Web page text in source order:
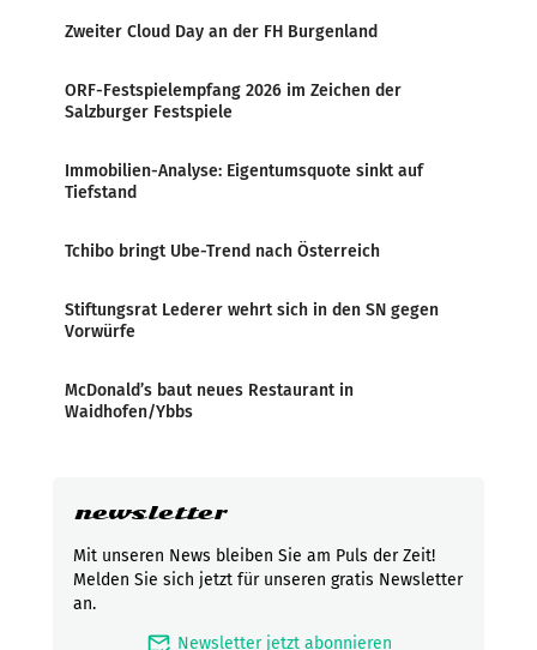
Zweiter Cloud Day an der FH Burgenland
ORF-Festspielempfang 2026 im Zeichen der
Salzburger Festspiele
Immobilien-Analyse: Eigentumsquote sinkt auf
Tiefstand
Tchibo bringt Ube-Trend nach Österreich
Stiftungsrat Lederer wehrt sich in den SN gegen
Vorwürfe
McDonald’s baut neues Restaurant in
Waidhofen/Ybbs
newsletter
Mit unseren News bleiben Sie am Puls der Zeit!
Melden Sie sich jetzt für unseren gratis Newsletter
an.
mark_email_read Newsletter jetzt abonnieren